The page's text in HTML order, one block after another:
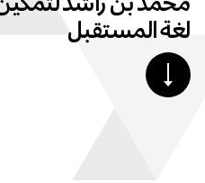
لغة المستقبل
مرر
للأسفل